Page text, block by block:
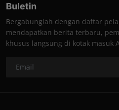
Buletin
Bergabunglah dengan daftar
mendapatkan berita terbaru,
khusus langsung di kotak masuk